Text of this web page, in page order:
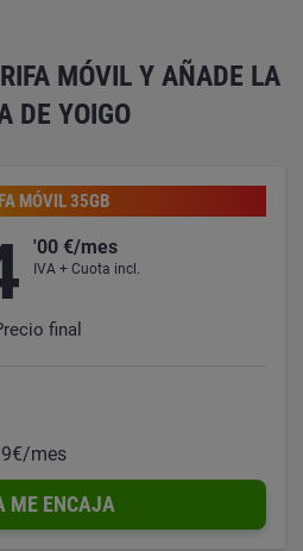
MÓVIL Y AÑADE LA
DE YOIGO
MÓVIL 35GB
'00 €/mes
IVA + Cuota incl.
final
mes
ME ENCAJA